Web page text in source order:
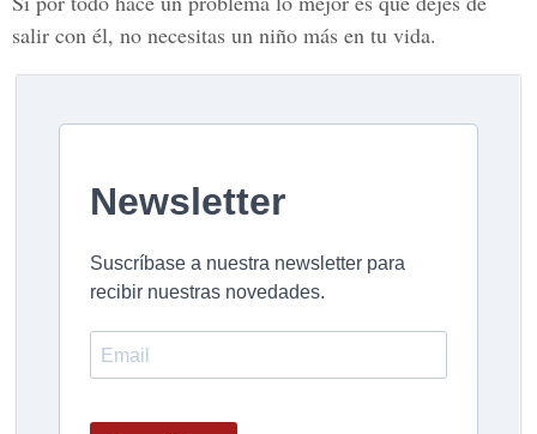
salir con él, no necesitas un niño más en tu vida.